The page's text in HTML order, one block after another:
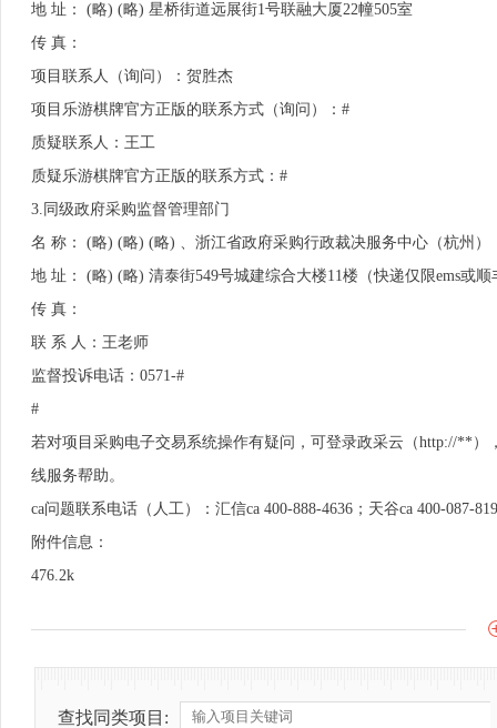
地 址： (略) (略) 星桥街道远展街1号联融大厦22幢505室
传 真：
项目联系人（询问）：贺胜杰
项目乐游棋牌官方正版的联系方式（询问）：#
质疑联系人：王工
质疑乐游棋牌官方正版的联系方式：#
3. 同级政府采购监督管理部门
名 称： (略) (略) (略) 、浙江省政府采购行政裁决服务中心（杭州）
地 址： (略) (略) 清泰街549号城建综合大楼11楼（快递仅限ems或顺
传 真：
联 系 人：王老师
监督投诉电话：0571-#
#
若对项目采购电子交易系统操作有疑问，可登录政采云（http://**
线服务帮助。
ca问题联系电话（人工）：汇信ca 400-888-4636；天谷ca 400-087-
附件信息：
476.2k
查找同类项目: